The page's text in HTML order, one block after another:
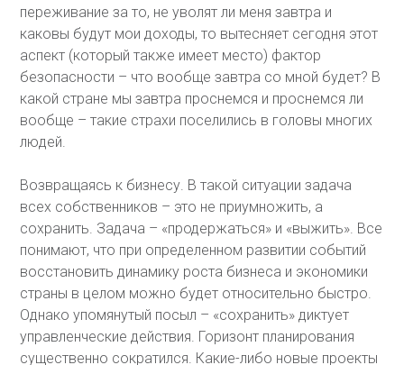
переживание за то, не уволят ли меня завтра и
каковы будут мои доходы, то вытесняет сегодня этот
аспект (который также имеет место) фактор
безопасности – что вообще завтра со мной будет? В
какой стране мы завтра проснемся и проснемся ли
вообще – такие страхи поселились в головы многих
людей.
Возвращаясь к бизнесу. В такой ситуации задача
всех собственников – это не приумножить, а
сохранить. Задача – «продержаться» и «выжить». Все
понимают, что при определенном развитии событий
восстановить динамику роста бизнеса и экономики
страны в целом можно будет относительно быстро.
Однако упомянутый посыл – «сохранить» диктует
управленческие действия. Горизонт планирования
существенно сократился. Какие-либо новые проекты